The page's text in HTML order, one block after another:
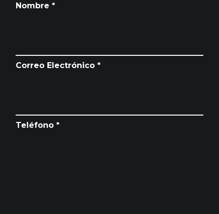
Nombre *
Correo Electrónico *
Teléfono *